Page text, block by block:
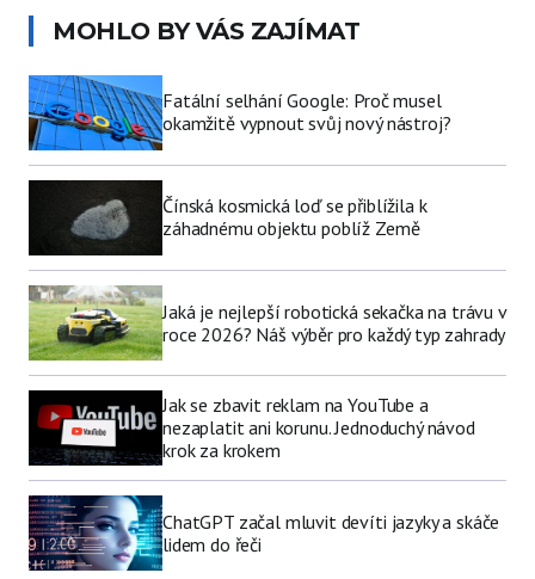
MOHLO BY VÁS ZAJÍMAT
Fatální selhání Google: Proč musel
okamžitě vypnout svůj nový nástroj?
Čínská kosmická loď se přiblížila k
záhadnému objektu poblíž Země
Jaká je nejlepší robotická sekačka na trávu v
roce 2026? Náš výběr pro každý typ zahrady
Jak se zbavit reklam na YouTube a
nezaplatit ani korunu. Jednoduchý návod
krok za krokem
ChatGPT začal mluvit devíti jazyky a skáče
lidem do řeči